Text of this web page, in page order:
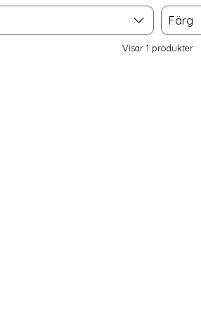
Färg
Färg
Visar 1 produkter
GlassFlex+
Watch 5 46 mm 2-PACK